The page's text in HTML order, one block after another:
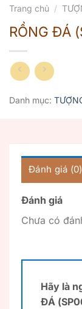
Trang chủ /
RỒNG ĐÁ
Danh mục:
Đánh giá (0)
Đánh giá
Chưa có
Hãy là
ĐÁ